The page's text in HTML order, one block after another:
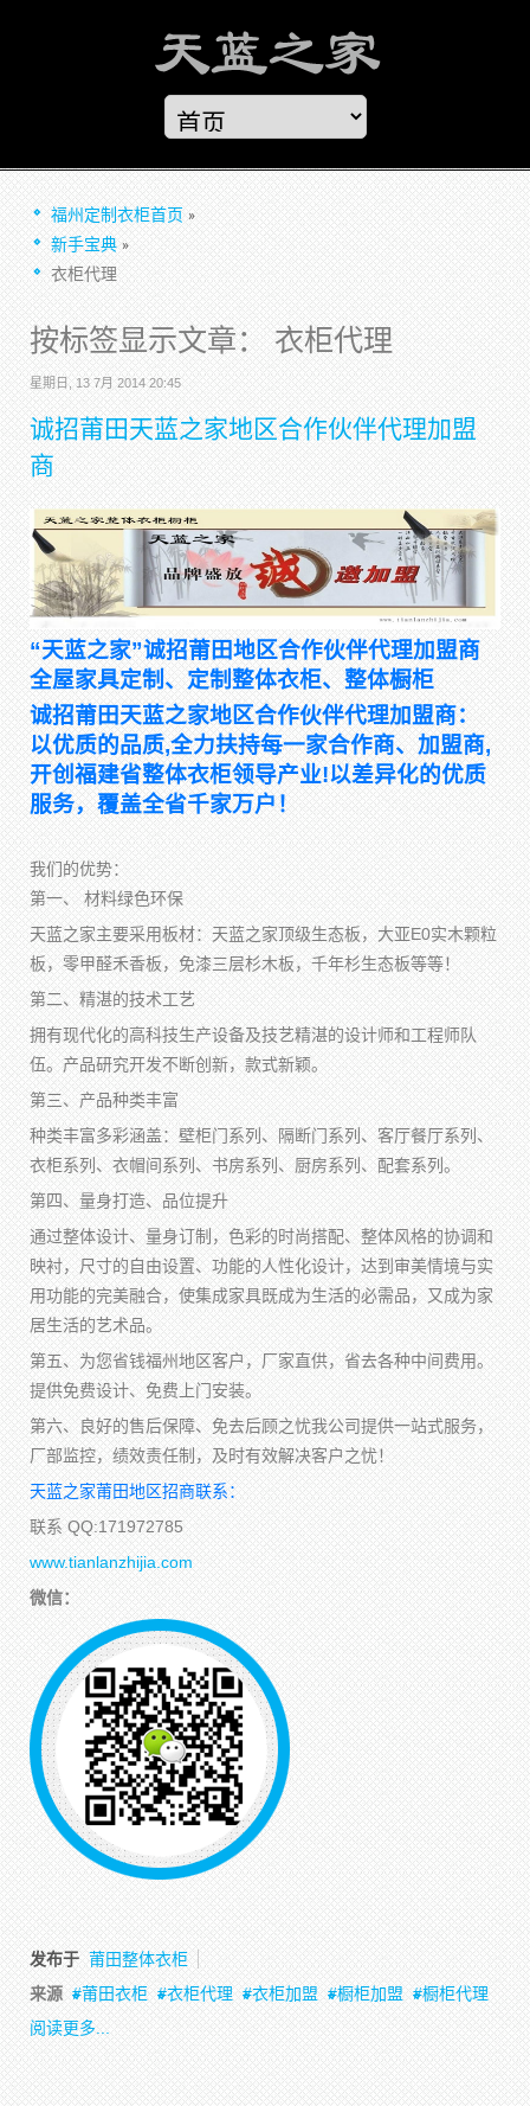
福州定制衣柜首页
新手宝典
衣柜代理
按标签显示文章： 衣柜代理
星期日, 13 7月 2014 20:45
诚招莆田天蓝之家地区合作伙伴代理加盟
商
“天蓝之家”诚招莆田地区合作伙伴代理加盟商
全屋家具定制、定制整体衣柜、整体橱柜
诚招莆田天蓝之家地区合作伙伴代理加盟商：
以优质的品质,全力扶持每一家合作商、加盟商,
开创福建省整体衣柜领导产业!以差异化的优质
服务，覆盖全省千家万户！
我们的优势：
第一、 材料绿色环保
天蓝之家主要采用板材：天蓝之家顶级生态板，大亚E0实木颗粒
板，零甲醛禾香板，免漆三层杉木板，千年杉生态板等等！
第二、精湛的技术工艺
拥有现代化的高科技生产设备及技艺精湛的设计师和工程师队
伍。产品研究开发不断创新，款式新颖。
第三、产品种类丰富
种类丰富多彩涵盖：壁柜门系列、隔断门系列、客厅餐厅系列、
衣柜系列、衣帽间系列、书房系列、厨房系列、配套系列。
第四、量身打造、品位提升
通过整体设计、量身订制，色彩的时尚搭配、整体风格的协调和
映衬，尺寸的自由设置、功能的人性化设计，达到审美情境与实
用功能的完美融合，使集成家具既成为生活的必需品，又成为家
居生活的艺术品。
第五、为您省钱福州地区客户，厂家直供，省去各种中间费用。
提供免费设计、免费上门安装。
第六、良好的售后保障、免去后顾之忧我公司提供一站式服务，
厂部监控，绩效责任制，及时有效解决客户之忧！
天蓝之家莆田地区招商联系：
联系 QQ:171972785
www.tianlanzhijia.com
微信：
发布于 莆田整体衣柜
来源
莆田衣柜 衣柜代理 衣柜加盟 橱柜加盟
橱柜代理
阅读更多...